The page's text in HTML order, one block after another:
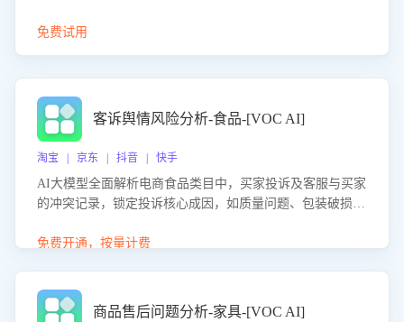
免费试用
客诉舆情风险分析-食品-[VOC AI]
淘宝 | 京东 | 抖音 | 快手
AI大模型全面解析电商食品类目中，买家投诉及客服与买家
的冲突记录，锁定投诉核心成因，如质量问题、包装破损
置差评防控，提升客户满意度。
免费开通，按量计费
商品售后问题分析-家具-[VOC AI]